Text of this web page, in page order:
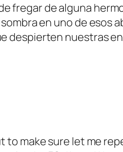
fregar de alguna
en uno de esos
despierten nuestras
to make sure let me